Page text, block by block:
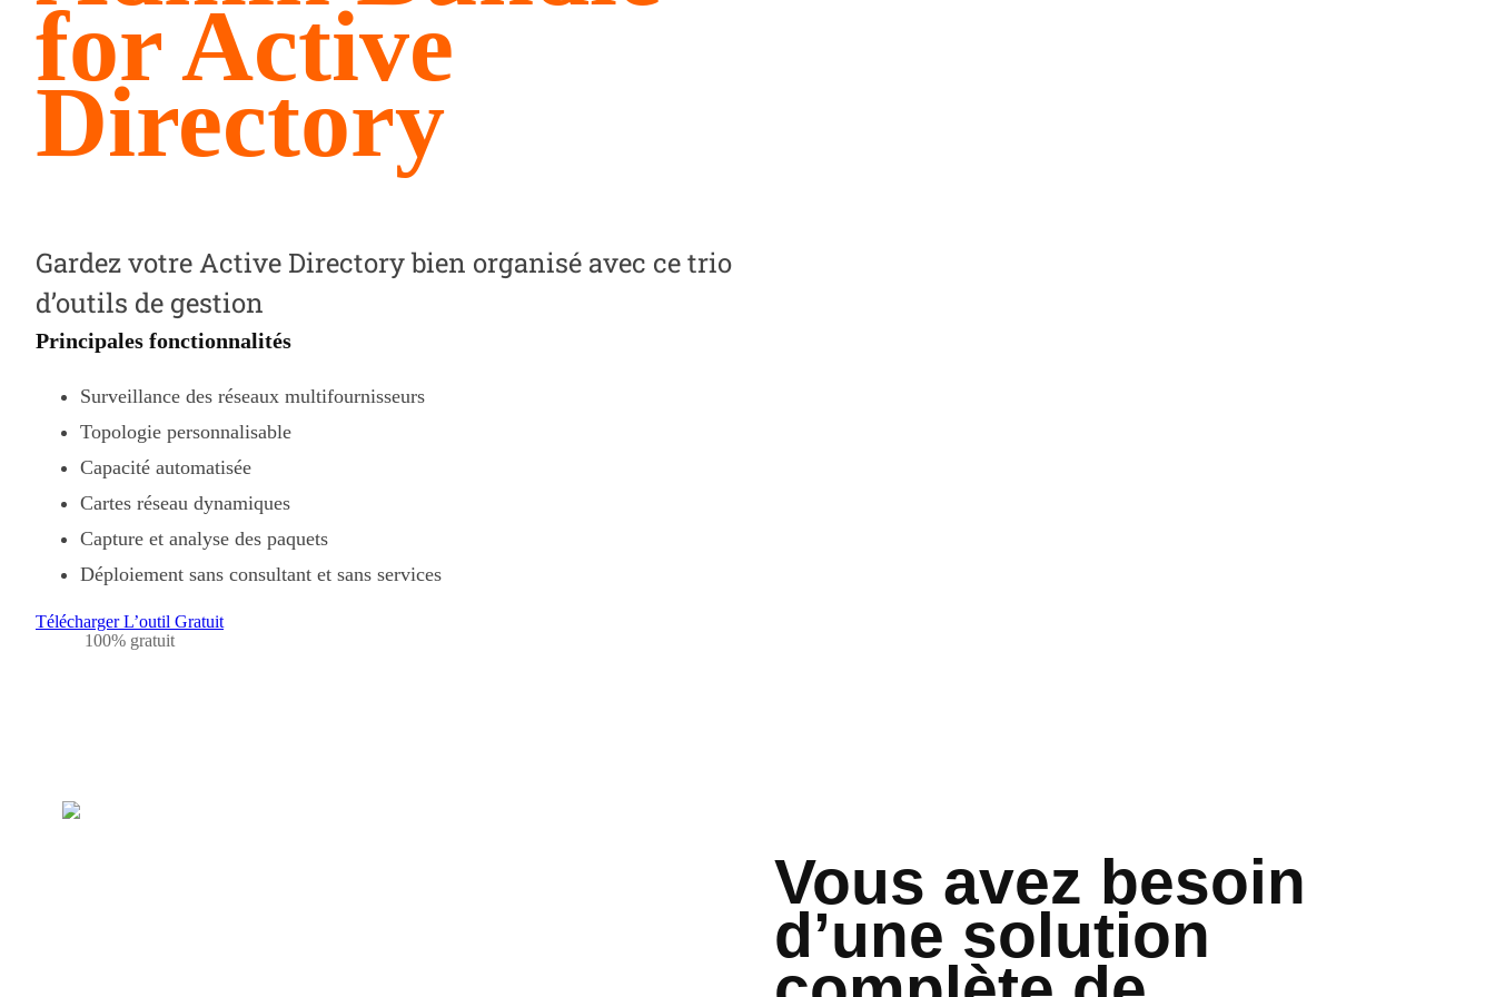
for Active
Directory
Gardez votre Active Directory bien organisé avec ce trio
d’outils de gestion
Principales fonctionnalités
Surveillance des réseaux multifournisseurs
Topologie personnalisable
Capacité automatisée
Cartes réseau dynamiques
Capture et analyse des paquets
Déploiement sans consultant et sans services
Télécharger L’outil Gratuit
100% gratuit
Vous avez besoin
d’une solution